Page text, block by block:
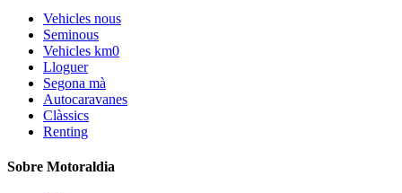
Vehicles nous
Seminous
Vehicles km0
Lloguer
Segona mà
Autocaravanes
Clàssics
Renting
Sobre Motoraldia